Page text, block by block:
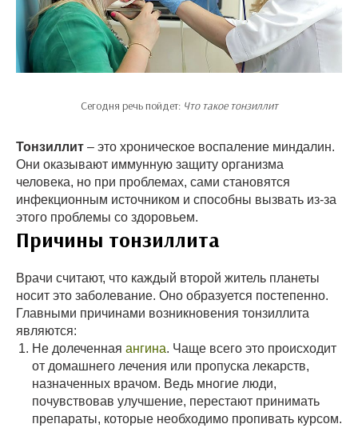
Сегодня речь пойдет: Что такое тонзиллит
Тонзиллит – это хроническое воспаление миндалин.
Они оказывают иммунную защиту организма
человека, но при проблемах, сами становятся
инфекционным источником и способны вызвать из-за
этого проблемы со здоровьем.
Причины тонзиллита
Врачи считают, что каждый второй житель планеты
носит это заболевание. Оно образуется постепенно.
Главными причинами возникновения тонзиллита
являются:
Не долеченная ангина. Чаще всего это происходит
от домашнего лечения или пропуска лекарств,
назначенных врачом. Ведь многие люди,
почувствовав улучшение, перестают принимать
препараты, которые необходимо пропивать курсом.